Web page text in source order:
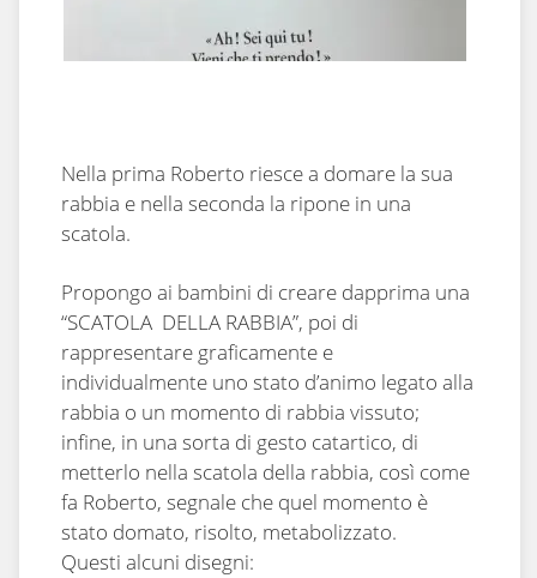
Nella prima Roberto riesce a domare la sua
rabbia e nella seconda la ripone in una
scatola.
Propongo ai bambini di creare dapprima una
“SCATOLA DELLA RABBIA”, poi di
rappresentare graficamente e
individualmente uno stato d’animo legato alla
rabbia o un momento di rabbia vissuto;
infine, in una sorta di gesto catartico, di
metterlo nella scatola della rabbia, così come
fa Roberto, segnale che quel momento è
stato domato, risolto, metabolizzato.
Questi alcuni disegni: